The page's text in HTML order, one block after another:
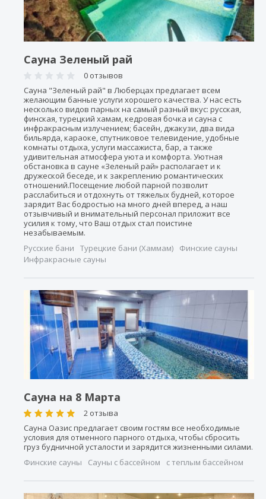
Сауна Зеленый рай
0 отзывов
Сауна "Зеленый рай" в Люберцах предлагает всем
желающим банные услуги хорошего качества. У нас есть
несколько видов парных на самый разный вкус: русская,
финская, турецкий хамам, кедровая бочка и сауна с
инфракрасным излучением; басейн, джакузи, два вида
бильярда, караоке, спутниковое телевидение, удобные
комнаты отдыха, услуги массажиста, бар, а также
удивительная атмосфера уюта и комфорта. Уютная
обстановка в сауне «Зеленый рай» располагает и к
дружеской беседе, и к закреплению романтических
отношений.Посещение любой парной позволит
расслабиться и отдохнуть от тяжелых будней, которое
зарядит Вас бодростью на много дней вперед, а наш
отзывчивый и внимательный персонал приложит все
усилия к тому, что Ваш отдых стал поистине
незабываемым.
Русские бани
Турецкие бани (Хаммам)
Финские сауны
Инфракрасные сауны
Сауна на 8 Марта
2 отзыва
Сауна Оазис предлагает своим гостям все необходимые
условия для отменного парного отдыха, чтобы сбросить
груз будничной усталости и зарядится жизненными силами.
Финские сауны
Сауны с бассейном с теплым бассейном